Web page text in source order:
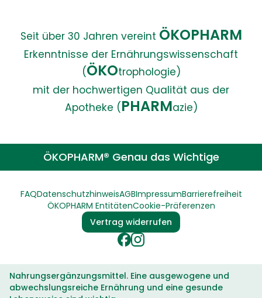
Seit über 30 Jahren vereint ÖKOPHARM
Erkenntnisse der Ernährungswissenschaft
(ÖKOtrophologie)
mit der hochwertigen Qualität aus der
Apotheke (PHARMazie)
ÖKOPHARM® Genau das Wichtige
FAQDatenschutzhinweisAGBImpressumBarrierefreiheit
ÖKOPHARM EntitätenCookie-Präferenzen
Vertrag widerrufen
Nahrungsergänzungsmittel. Eine ausgewogene und
abwechslungsreiche Ernährung und eine gesunde